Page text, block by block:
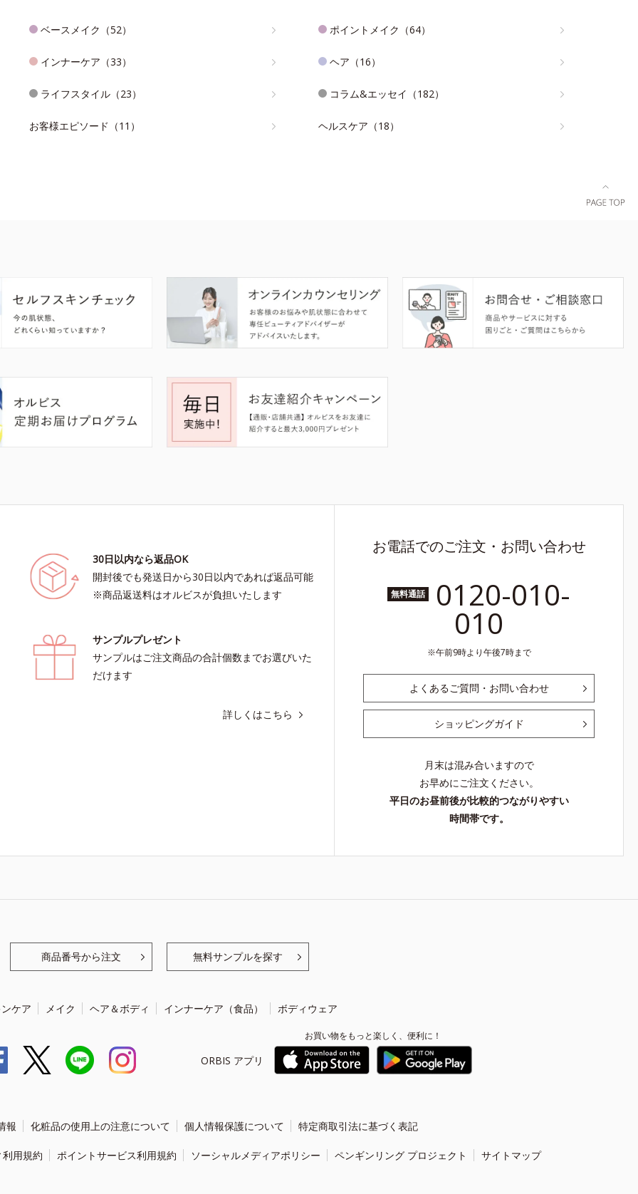
ベースメイク（52） ポイントメイク（64）
インナーケア（33） ヘア（16）
ライフスタイル（23） コラム&エッセイ（182）
お客様エピソード（11） ヘルスケア（18）
30日以内なら返品OK
開封後でも発送日から30日以内であれば返品可能
※商品返送料はオルビスが負担いたします
サンプルプレゼント
サンプルはご注文商品の合計個数までお選びいた
だけます
詳しくはこちら
お電話でのご注文・お問い合わせ
無料通話 0120-010-
010
午前9時より午後7時まで
よくあるご質問・お問い合わせ
ショッピングガイド
月末は混み合いますので
お早めにご注文ください。
平日のお昼前後が比較的つながりやすい
時間帯です。
商品番号から注文 無料サンプルを探す
ケア メイク ヘア＆ボディ インナーケア（食品） ボディウェア
ORBIS アプリ
お買い物をもっと楽しく、便利に！
報 化粧品の使用上の注意について 個人情報保護について 特定商取引法に基づく表記
用規約 ポイントサービス利用規約 ソーシャルメディアポリシー ペンギンリング プロジェクト サイトマップ